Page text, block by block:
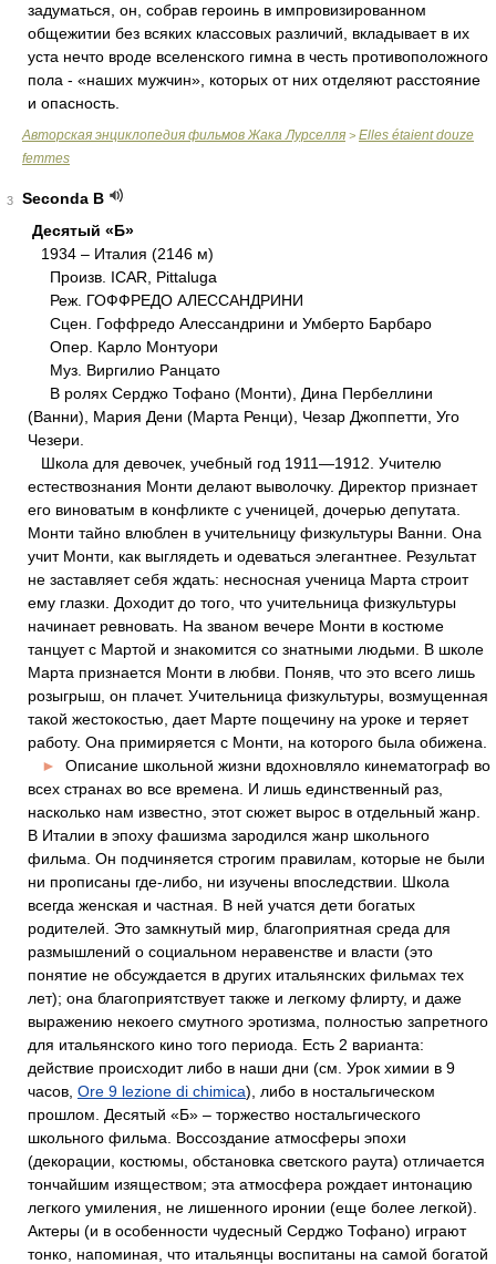
задуматься, он, собрав героинь в импровизированном
общежитии без всяких классовых различий, вкладывает в их
уста нечто вроде вселенского гимна в честь противоположного
пола - «наших мужчин», которых от них отделяют расстояние
и опасность.
Авторская энциклопедия фильмов Жака Лурселля > Elles étaient douze
femmes
3
Seconda B
Десятый «Б»
1934 – Италия (2146 м)
Произв. ICAR, Pittaluga
Реж. ГОФФРЕДО АЛЕССАНДРИНИ
Сцен. Гоффредо Алессандрини и Умберто Барбаро
Опер. Карло Монтуори
Муз. Виргилио Ранцато
В ролях Серджо Тофано (Монти), Дина Пербеллини
(Ванни), Мария Дени (Марта Ренци), Чезар Джоппетти, Уго
Чезери.
Школа для девочек, учебный год 1911―1912. Учителю
естествознания Монти делают выволочку. Директор признает
его виноватым в конфликте с ученицей, дочерью депутата.
Монти тайно влюблен в учительницу физкультуры Ванни. Она
учит Монти, как выглядеть и одеваться элегантнее. Результат
не заставляет себя ждать: несносная ученица Марта строит
ему глазки. Доходит до того, что учительница физкультуры
начинает ревновать. На званом вечере Монти в костюме
танцует с Мартой и знакомится со знатными людьми. В школе
Марта признается Монти в любви. Поняв, что это всего лишь
розыгрыш, он плачет. Учительница физкультуры, возмущенная
такой жестокостью, дает Марте пощечину на уроке и теряет
работу. Она примиряется с Монти, на которого была обижена.
►
Описание школьной жизни вдохновляло кинематограф во
всех странах во все времена. И лишь единственный раз,
насколько нам известно, этот сюжет вырос в отдельный жанр.
В Италии в эпоху фашизма зародился жанр школьного
фильма. Он подчиняется строгим правилам, которые не были
ни прописаны где-либо, ни изучены впоследствии. Школа
всегда женская и частная. В ней учатся дети богатых
родителей. Это замкнутый мир, благоприятная среда для
размышлений о социальном неравенстве и власти (это
понятие не обсуждается в других итальянских фильмах тех
лет); она благоприятствует также и легкому флирту, и даже
выражению некоего смутного эротизма, полностью запретного
для итальянского кино того периода. Есть 2 варианта:
действие происходит либо в наши дни (см. Урок химии в 9
часов, Ore 9 lezione di chimica), либо в ностальгическом
прошлом. Десятый «Б» – торжество ностальгического
школьного фильма. Воссоздание атмосферы эпохи
(декорации, костюмы, обстановка светского раута) отличается
тончайшим изяществом; эта атмосфера рождает интонацию
легкого умиления, не лишенного иронии (еще более легкой).
Актеры (и в особенности чудесный Серджо Тофано) играют
тонко, напоминая, что итальянцы воспитаны на самой богатой